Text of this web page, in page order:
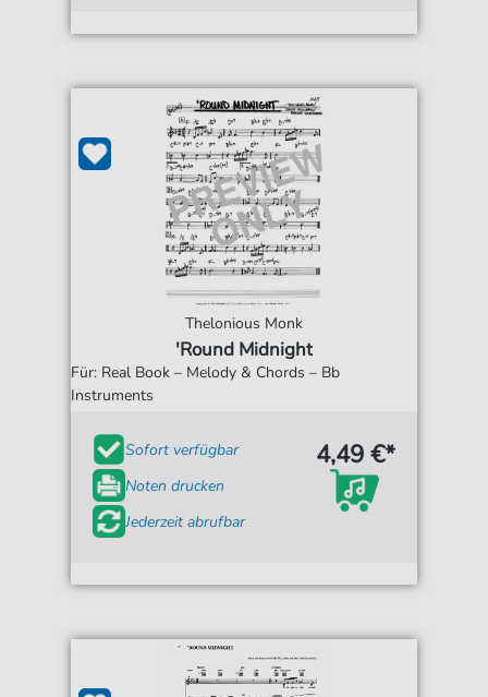
Thelonious Monk
'Round Midnight
Für: Real Book – Melody & Chords – Bb
Instruments
Sofort verfügbar
Noten drucken
Jederzeit abrufbar
4,49 €*